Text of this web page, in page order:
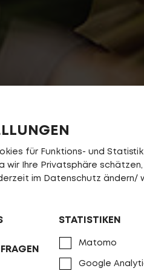
für Funktions- und
wir Ihre Privatsphäre
im Datenschutz ändern/
STATISTIKEN
Matomo
Google